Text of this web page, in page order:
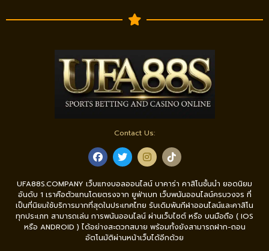
Contact Us:
UFA88S.COMPANY เว็บแทงบอลออนไลน์ บาคาร่า คาสิโนชั้นนำ ยอดนิยม
อันดับ 1 เราคือตัวแทนโดยตรงจาก ยูฟ่าเบท เว็บพนันออนไลน์ครบวงจร ที่
เป็นที่นิยมใช้บริการมากที่สุดในประเทศไทย รับเดิมพันกีฬาออนไลน์และคาสิโน
ทุกประเภท สามารถเล่น การพนันออนไลน์ ผ่านเว็บไซต์ หรือ บนมือถือ ( IOS
หรือ ANDROID ) ได้อย่างสะดวกสบาย พร้อมทั้งยังสามารถฝาก-ถอน
อัตโนมัติผ่านหน้าเว็บได้อีกด้วย